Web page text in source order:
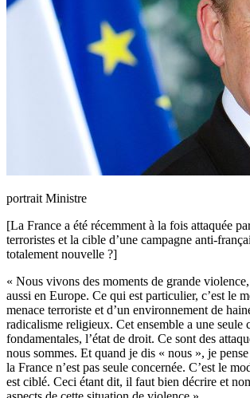
portrait Ministre
[La France a été récemment à la fois attaquée
terroristes et la cible d’une campagne anti-
totalement nouvelle ?]
« Nous vivons des moments de grande
aussi en Europe. Ce qui est particulier, c’est le
menace terroriste et d’un environnement de
radicalisme religieux. Cet ensemble a une seule
fondamentales, l’état de droit. Ce sont des
nous sommes. Et quand je dis « nous », je
la France n’est pas seule concernée. C’est le
est ciblé. Ceci étant dit, il faut bien décrire et